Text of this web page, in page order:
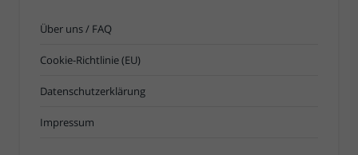
Über uns / FAQ
Cookie-Richtlinie (EU)
Datenschutzerklärung
Impressum